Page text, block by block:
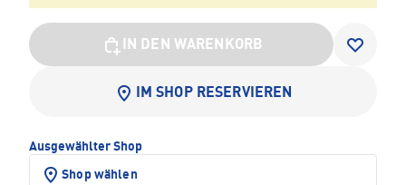
IN DEN WARENKORB
IM SHOP RESERVIEREN
Ausgewählter Shop
Shop wählen